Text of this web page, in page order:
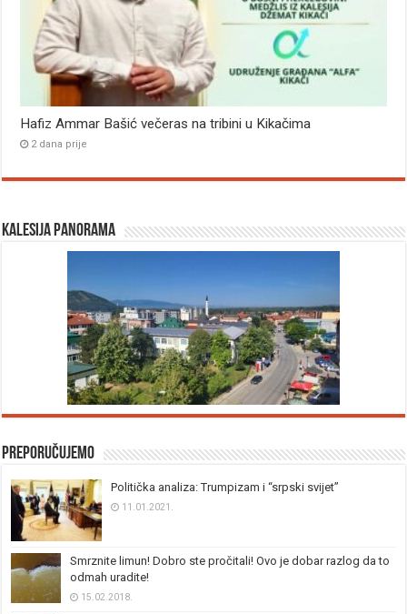
Hafiz Ammar Bašić večeras na tribini u Kikačima
2 dana prije
Kalesija panorama
Preporučujemo
Politička analiza: Trumpizam i “srpski svijet”
11.01.2021.
Smrznite limun! Dobro ste pročitali! Ovo je dobar razlog da to
odmah uradite!
15.02.2018.